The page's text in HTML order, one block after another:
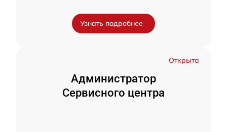
Узнать подробнее
Открыта
Администратор
Сервисного центра